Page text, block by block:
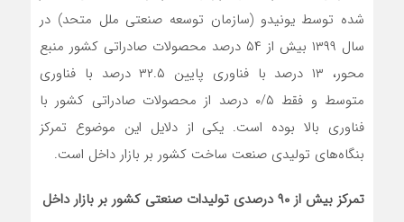
شده توسط یونیدو (سازمان توسعه صنعتی ملل متحد) در
سال ۱۳۹۹ بیش از ۵۴ درصد محصولات صادراتی کشور منبع
محور، ۱۳ درصد با فناوری پایین ۳۲.۵ درصد با فناوری
متوسط و فقط ۰/۵ درصد از محصولات صادراتی کشور با
فناوری بالا بوده است. یکی از دلایل این موضوع تمرکز
بنگاه‌های تولیدی صنعت ساخت کشور بر بازار داخل است.
تمرکز بیش از ۹۰ درصدی تولیدات صنعتی کشور بر بازار داخل